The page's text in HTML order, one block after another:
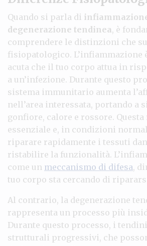
Quando si parla di
degenerazione tendinea, è
comprendere le distinzioni che
fisiopatologico. L’infiammazione
acuta che il tuo corpo attua in
a un’infezione. Durante questo
sistema immunitario aumenta
nell’area interessata, portando a
gonfiore, calore e rossore. Questa
essenziale e, in condizioni
riparare rapidamente i tessuti
ristabilire la funzionalità.
come un meccanismo di difesa,
tuo corpo sta cercando di
Al contrario, la degenerazione
rappresenta un processo più
Durante questo processo, i
strutturali progressivi, che